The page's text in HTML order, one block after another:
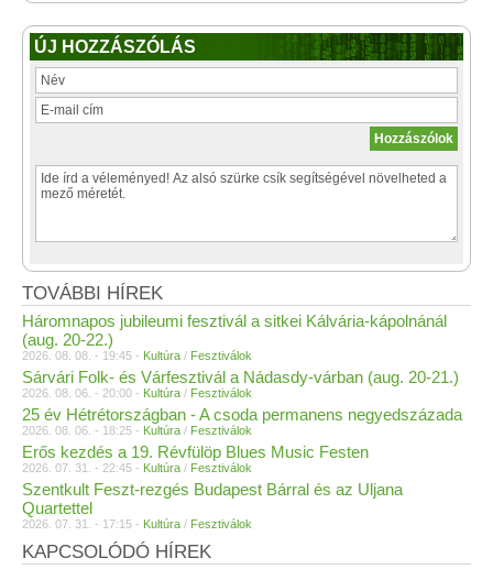
ÚJ HOZZÁSZÓLÁS
TOVÁBBI HÍREK
Háromnapos jubileumi fesztivál a sitkei Kálvária-kápolnánál
(aug. 20-22.)
2026. 08. 08. - 19:45 - Kultúra / Fesztiválok
Sárvári Folk- és Várfesztivál a Nádasdy-várban (aug. 20-21.)
2026. 08. 06. - 20:00 - Kultúra / Fesztiválok
25 év Hétrétországban - A csoda permanens negyedszázada
2026. 08. 06. - 18:25 - Kultúra / Fesztiválok
Erős kezdés a 19. Révfülöp Blues Music Festen
2026. 07. 31. - 22:45 - Kultúra / Fesztiválok
Szentkult Feszt-rezgés Budapest Bárral és az Uljana
Quartettel
2026. 07. 31. - 17:15 - Kultúra / Fesztiválok
KAPCSOLÓDÓ HÍREK